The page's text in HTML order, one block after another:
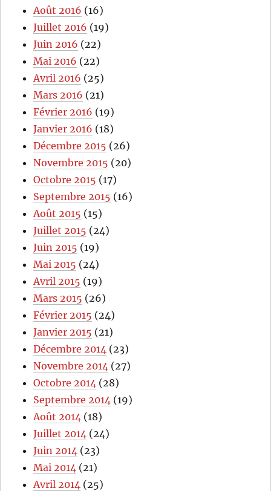
Août 2016 (16)
Juillet 2016 (19)
Juin 2016 (22)
Mai 2016 (22)
Avril 2016 (25)
Mars 2016 (21)
Février 2016 (19)
Janvier 2016 (18)
Décembre 2015 (26)
Novembre 2015 (20)
Octobre 2015 (17)
Septembre 2015 (16)
Août 2015 (15)
Juillet 2015 (24)
Juin 2015 (19)
Mai 2015 (24)
Avril 2015 (19)
Mars 2015 (26)
Février 2015 (24)
Janvier 2015 (21)
Décembre 2014 (23)
Novembre 2014 (27)
Octobre 2014 (28)
Septembre 2014 (19)
Août 2014 (18)
Juillet 2014 (24)
Juin 2014 (23)
Mai 2014 (21)
Avril 2014 (25)